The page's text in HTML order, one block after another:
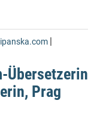
|
Übersetzerin
Prag